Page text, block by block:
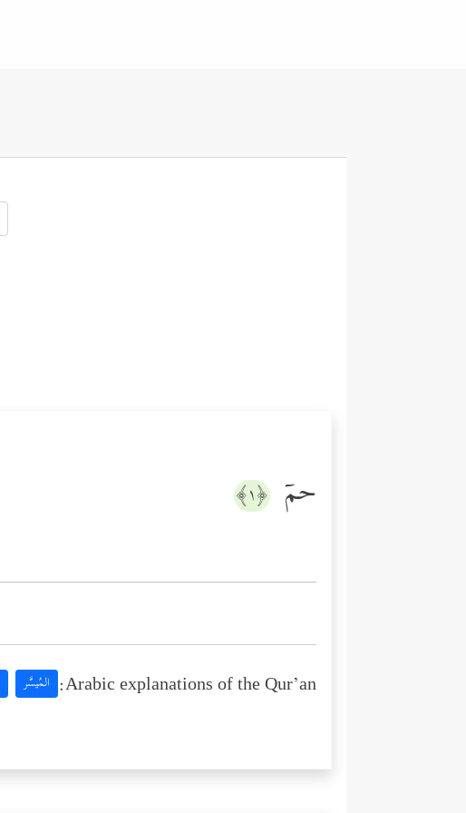
حمۤ ﴿١﴾
Arabic explanations of the Qur’an: المُيسَّر